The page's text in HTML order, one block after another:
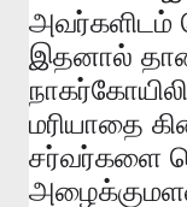
அவர்களிடம்
இதனால்
மரியாதை
சர்வர்களை